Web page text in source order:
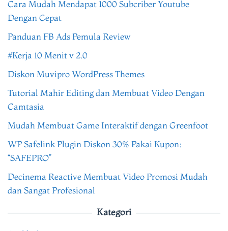
Cara Mudah Mendapat 1000 Subcriber Youtube
Dengan Cepat
Panduan FB Ads Pemula Review
#Kerja 10 Menit v 2.0
Diskon Muvipro WordPress Themes
Tutorial Mahir Editing dan Membuat Video Dengan
Camtasia
Mudah Membuat Game Interaktif dengan Greenfoot
WP Safelink Plugin Diskon 30% Pakai Kupon:
“SAFEPRO”
Decinema Reactive Membuat Video Promosi Mudah
dan Sangat Profesional
Kategori